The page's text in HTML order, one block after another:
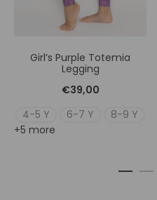
Girl’s Purple Totemia
Legging
€39,00
4-5 Y
6-7 Y
8-9 Y
+5 more